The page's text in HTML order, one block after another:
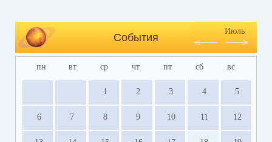
События
Июль
пн вт ср чт пт сб вс
1 2 3 4 5
6 7 8 9 10 11 12